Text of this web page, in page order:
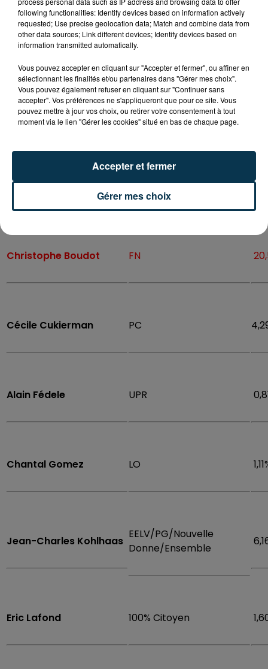
Christophe Boudot FN
Cécile Cukierman PC
Alain Fédele UPR
Chantal Gomez LO
Jean-Charles Kohlhaas
EELV/PG/Nouvelle
Donne/Ensemble
Eric Lafond 100% Citoyen
following functionalities: Identify devices based on information actively
requested; Use precise geolocation data; Match and combine data from
other data sources; Link different devices; Identify devices based on
information transmitted automatically.
Vous pouvez accepter en cliquant sur "Accepter et fermer", ou affiner en
sélectionnant les finalités et/ou partenaires dans "Gérer mes choix".
Vous pouvez également refuser en cliquant sur "Continuer sans
accepter". Vos préférences ne s'appliqueront que pour ce site. Vous
pouvez mettre à jour vos choix, ou retirer votre consentement à tout
moment via le lien "Gérer les cookies" situé en bas de chaque page.
Gérer mes choix
Accepter et fermer